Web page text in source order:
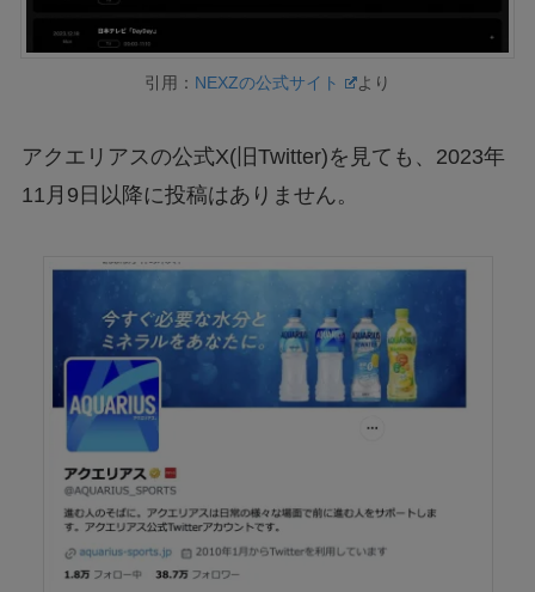
引用： NEXZの公式サイト より
アクエリアスの公式X(旧Twitter)を見ても、2023年
11月9日以降に投稿はありません。